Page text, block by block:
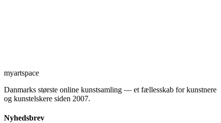
myartspace
Danmarks største online kunstsamling — et fællesskab for kunstnere
og kunstelskere siden 2007.
Nyhedsbrev